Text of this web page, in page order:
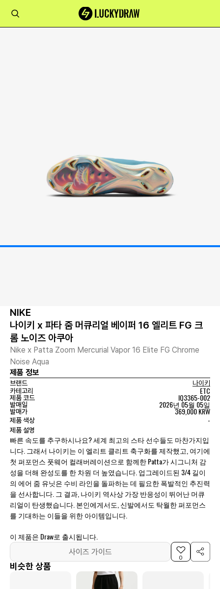
NIKE
나이키 x 파타 줌 머큐리얼 베이퍼 16 엘리트 FG 크
롬 노이즈 아쿠아
Nike x Patta Zoom Mercurial Vapor 16 Elite FG Chrome
Noise Aqua
제품 정보
브랜드
나이키
카테고리
ETC
제품 코드 IQ3365-002
발매일 2026년 05월 05일
발매가 369,000 KRW
제품 색상 -
제품 설명
빠른 속도를 추구하시나요? 세계 최고의 스타 선수들도 마찬가지입
니다. 그래서 나이키는 이 엘리트 클리트 축구화를 제작했고, 여기에
첫 퍼포먼스 풋웨어 컬래버레이션으로 함께한 Patta가 시그니처 감
성을 더해 완성도를 한 차원 더 높였습니다. 업그레이드된 3/4 길이
의 에어 줌 유닛은 수비 라인을 돌파하는 데 필요한 폭발적인 추진력
을 선사합니다. 그 결과, 나이키 역사상 가장 반응성이 뛰어난 머큐
리얼이 탄생했습니다. 본인에게서도, 신발에서도 탁월한 퍼포먼스
를 기대하는 이들을 위한 아이템입니다.
이 제품은 Draw로 출시됩니다.
사이즈 가이드
0
비슷한 상품